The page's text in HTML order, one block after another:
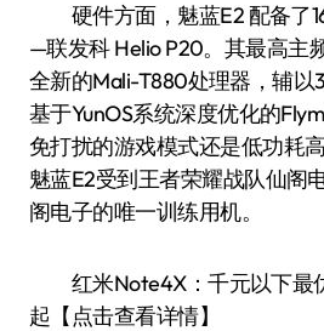
硬件方面，魅蓝E2 配备了
—联发科 Helio P20。其最高主
全新的Mali-T880处理器，辅以
基于YunOS系统深度优化的
免打扰的游戏模式还是低功耗
魅蓝E2受到王者荣耀战队仙阁
阁电子的唯一训练用机。
红米Note4X：千元以下最
起【点击查看详情】